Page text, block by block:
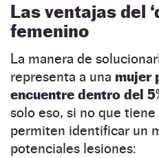
Las ventajas del
femenino
La manera de
representa a una mujer
encuentre dentro del
solo eso, si no que tiene
permiten identificar un
potenciales lesiones: